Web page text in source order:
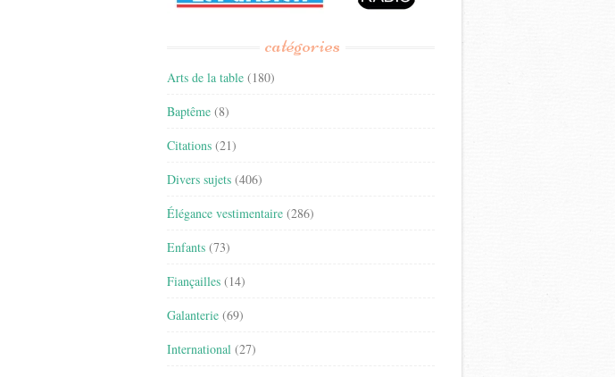
catégories
Arts de la table (180)
Baptême (8)
Citations (21)
Divers sujets (406)
Élégance vestimentaire (286)
Enfants (73)
Fiançailles (14)
Galanterie (69)
International (27)